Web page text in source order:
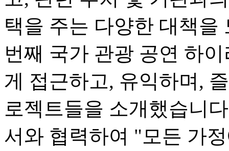
택을 주는 다양한 대책을
번째 국가 관광 공연 하
게 접근하고, 유익하며,
로젝트들을 소개했습니
서와 협력하여 "모든 가